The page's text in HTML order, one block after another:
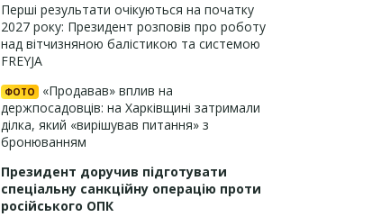
Перші результати очікуються на початку
2027 року: Президент розповів про роботу
над вітчизняною балістикою та системою
FREYJA
ФОТО
«Продавав» вплив на
держпосадовців: на Харківщині затримали
ділка, який «вирішував питання» з
бронюванням
Президент доручив підготувати
спеціальну санкційну операцію проти
російського ОПК